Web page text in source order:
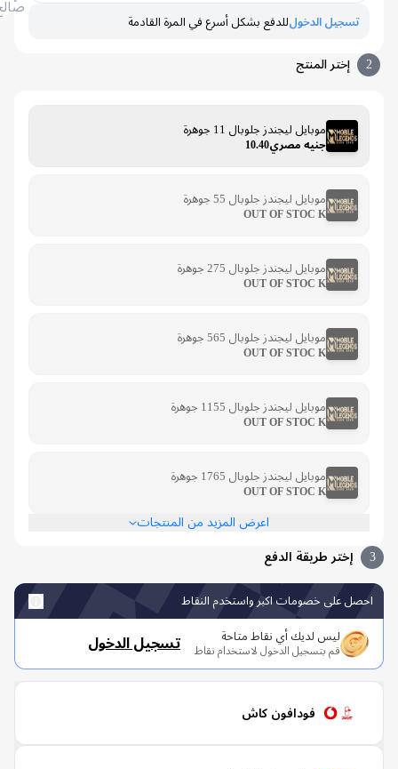
صالح
تسجيل الدخول للدفع بشكل أسرع في المرة القادمة
إختر المنتج
موبايل ليجندز جلوبال 11 جوهرة
جنيه مصري10.40
موبايل ليجندز جلوبال 55 جوهرة
OUT OF STOC K
موبايل ليجندز جلوبال 275 جوهرة
OUT OF STOC K
موبايل ليجندز جلوبال 565 جوهرة
OUT OF STOC K
موبايل ليجندز جلوبال 1155 جوهرة
OUT OF STOC K
موبايل ليجندز جلوبال 1765 جوهرة
OUT OF STOC K
اعرض المزيد من المنتجات
إختر طريقة الدفع
على خصومات اكبر واستخدم النقاط
ليس لديك أي نقاط متاحة
قم بتسجيل الدخول لاستخدام نقاط تسجيل الدخول
فودافون كاش